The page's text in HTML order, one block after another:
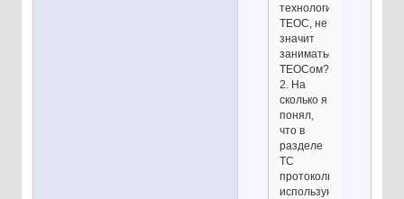
технологии
ТЕОС, не
значит
заниматься
ТЕОСом?
2. На
сколько я
понял,
что в
разделе
ТС
протоколы
используют